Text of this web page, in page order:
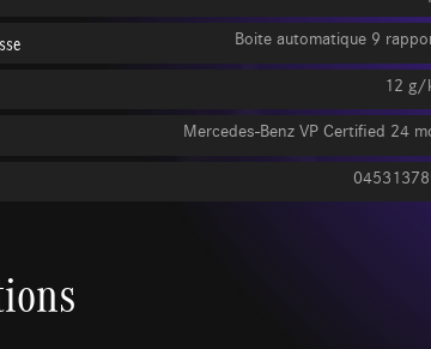
Boite automatique 9
12 g/
Mercedes-Benz VP Certified 24